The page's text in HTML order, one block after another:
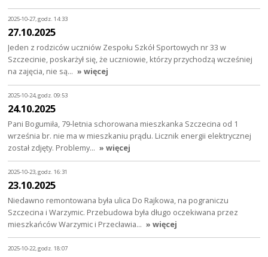
2025-10-27, godz. 14:33
27.10.2025
Jeden z rodziców uczniów Zespołu Szkół Sportowych nr 33 w
Szczecinie, poskarżył się, że uczniowie, którzy przychodzą wcześniej
na zajęcia, nie są… » więcej
2025-10-24, godz. 09:53
24.10.2025
Pani Bogumiła, 79-letnia schorowana mieszkanka Szczecina od 1
września br. nie ma w mieszkaniu prądu. Licznik energii elektrycznej
został zdjęty. Problemy… » więcej
2025-10-23, godz. 16:31
23.10.2025
Niedawno remontowana była ulica Do Rajkowa, na pograniczu
Szczecina i Warzymic. Przebudowa była długo oczekiwana przez
mieszkańców Warzymic i Przecławia… » więcej
2025-10-22, godz. 18:07